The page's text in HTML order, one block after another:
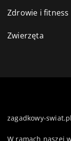
Zdrowie i fitness
Zwierzęta
zagadkowy-
W ramach naszej